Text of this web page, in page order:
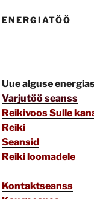
ENERGIATÖÖ
Uue alguse
Varjutöö seanss
Reikivoos Sulle
Reiki
Seansid
Reiki loomadele
Kontaktseanss